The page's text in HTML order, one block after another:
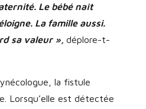
Le bébé naît
La famille aussi.
sa valeur »,déplore-t-
la fistule
Lorsqu’elle est détectée